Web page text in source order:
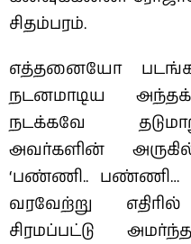
சிதம்பரம்.
எத்தனையோ
நடனமாடிய
நடக்கவே
அவர்களின்
‘பண்ணி.. பண்ணி…
வரவேற்று
சிரமப்பட்டு